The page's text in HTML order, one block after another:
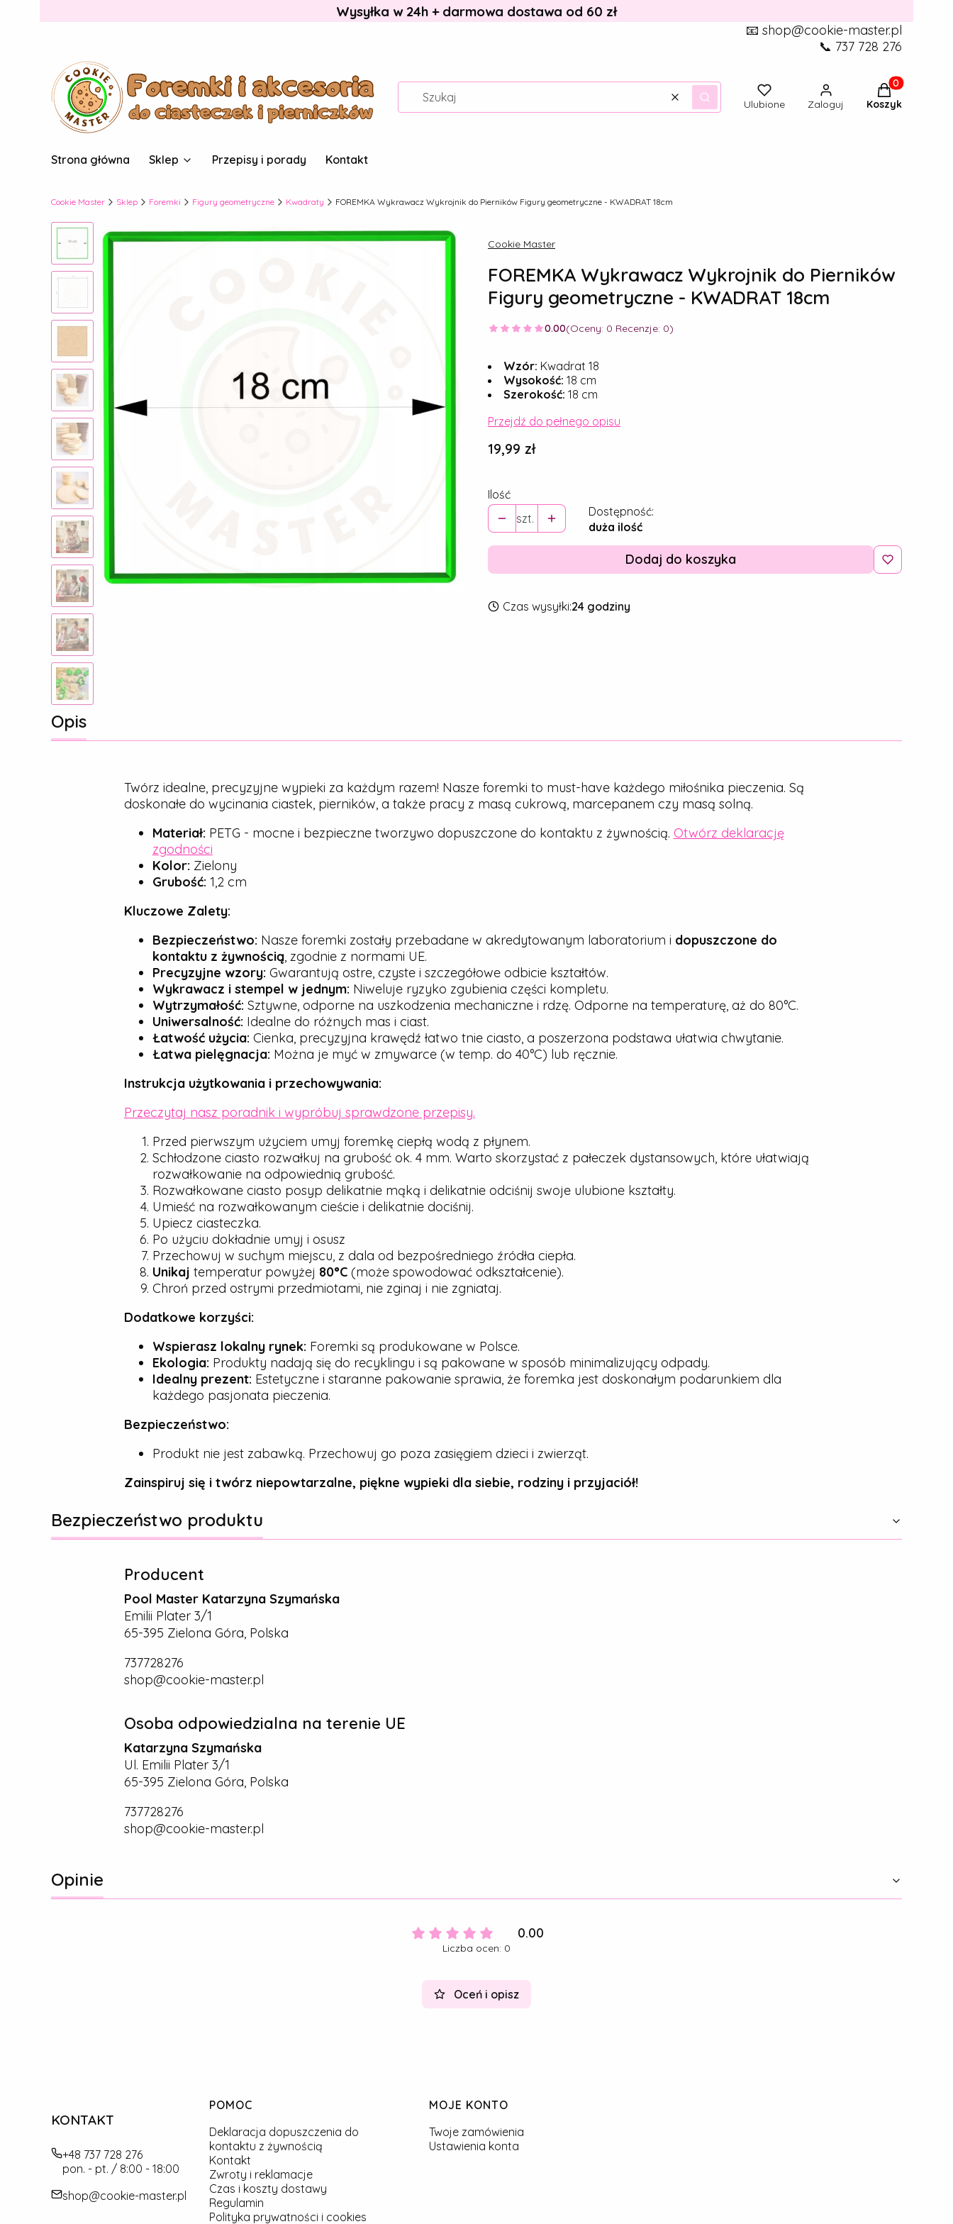
Wysyłka w 24h + darmowa dostawa od 60 zł
📧 shop@cookie-master.pl
📞 737 728 276
WyczyśćSzukaj Ulubione Zaloguj
Produkty w
Koszyk
Strona główna Sklep Przepisy i porady Kontakt
Cookie Master Sklep Foremki Figury geometryczne Kwadraty FOREMKA Wykrawacz Wykrojnik do Pierników Figury geometryczne - KWADRAT 18cm
Cookie Master
FOREMKA Wykrawacz Wykrojnik do Pierników
Figury geometryczne - KWADRAT 18cm
0.00(Oceny: 0 Recenzje: 0)
Wzór: Kwadrat 18
Wysokość: 18 cm
Szerokość: 18 cm
Przejdź do pełnego opisu
Cena
19,99 zł
Ilość
szt.
Dostępność:
duża ilość
Dodaj do koszyka
Czas wysyłki:24 godziny
Opis
Twórz idealne, precyzyjne wypieki za każdym razem! Nasze foremki to must-have każdego miłośnika pieczenia. Są
doskonałe do wycinania ciastek, pierników, a także pracy z masą cukrową, marcepanem czy masą solną.
Materiał: PETG - mocne i bezpieczne tworzywo dopuszczone do kontaktu z żywnością. Otwórz deklarację
zgodności
Kolor: Zielony
Grubość: 1,2 cm
Kluczowe Zalety:
Bezpieczeństwo: Nasze foremki zostały przebadane w akredytowanym laboratorium i dopuszczone do
kontaktu z żywnością, zgodnie z normami UE.
Precyzyjne wzory: Gwarantują ostre, czyste i szczegółowe odbicie kształtów.
Wykrawacz i stempel w jednym: Niweluje ryzyko zgubienia części kompletu.
Wytrzymałość: Sztywne, odporne na uszkodzenia mechaniczne i rdzę. Odporne na temperaturę, aż do 80°C.
Uniwersalność: Idealne do różnych mas i ciast.
Łatwość użycia: Cienka, precyzyjna krawędź łatwo tnie ciasto, a poszerzona podstawa ułatwia chwytanie.
Łatwa pielęgnacja: Można je myć w zmywarce (w temp. do 40°C) lub ręcznie.
Instrukcja użytkowania i przechowywania:
Przeczytaj nasz poradnik i wypróbuj sprawdzone przepisy.
Przed pierwszym użyciem umyj foremkę ciepłą wodą z płynem.
Schłodzone ciasto rozwałkuj na grubość ok. 4 mm. Warto skorzystać z pałeczek dystansowych, które ułatwiają
rozwałkowanie na odpowiednią grubość.
Rozwałkowane ciasto posyp delikatnie mąką i delikatnie odciśnij swoje ulubione kształty.
Umieść na rozwałkowanym cieście i delikatnie dociśnij.
Upiecz ciasteczka.
Po użyciu dokładnie umyj i osusz
Przechowuj w suchym miejscu, z dala od bezpośredniego źródła ciepła.
Unikaj temperatur powyżej 80°C(może spowodować odkształcenie).
Chroń przed ostrymi przedmiotami, nie zginaj i nie zgniataj.
Dodatkowe korzyści:
Wspierasz lokalny rynek: Foremki są produkowane w Polsce.
Ekologia: Produkty nadają się do recyklingu i są pakowane w sposób minimalizujący odpady.
Idealny prezent: Estetyczne i staranne pakowanie sprawia, że foremka jest doskonałym podarunkiem dla
każdego pasjonata pieczenia.
Bezpieczeństwo:
Produkt nie jest zabawką. Przechowuj go poza zasięgiem dzieci i zwierząt.
Zainspiruj się i twórz niepowtarzalne, piękne wypieki dla siebie, rodziny i przyjaciół!
Bezpieczeństwo produktu
Producent
Pool Master Katarzyna Szymańska
Emilii Plater 3/1
65-395 Zielona Góra, Polska
737728276
shop@cookie-master.pl
Osoba odpowiedzialna na terenie UE
Katarzyna Szymańska
Ul. Emilii Plater 3/1
65-395 Zielona Góra, Polska
737728276
shop@cookie-master.pl
Opinie
0.00
Liczba ocen: 0
Oceń i opisz
KONTAKT
+48 737 728 276
pon. - pt. / 8:00 - 18:00
shop@cookie-master.pl
Linki w stopce
POMOC
Deklaracja dopuszczenia do
kontaktu z żywnością
Kontakt
Zwroty i reklamacje
Czas i koszty dostawy
Regulamin
Polityka prywatności i cookies
MOJE KONTO
Twoje zamówienia
Ustawienia konta